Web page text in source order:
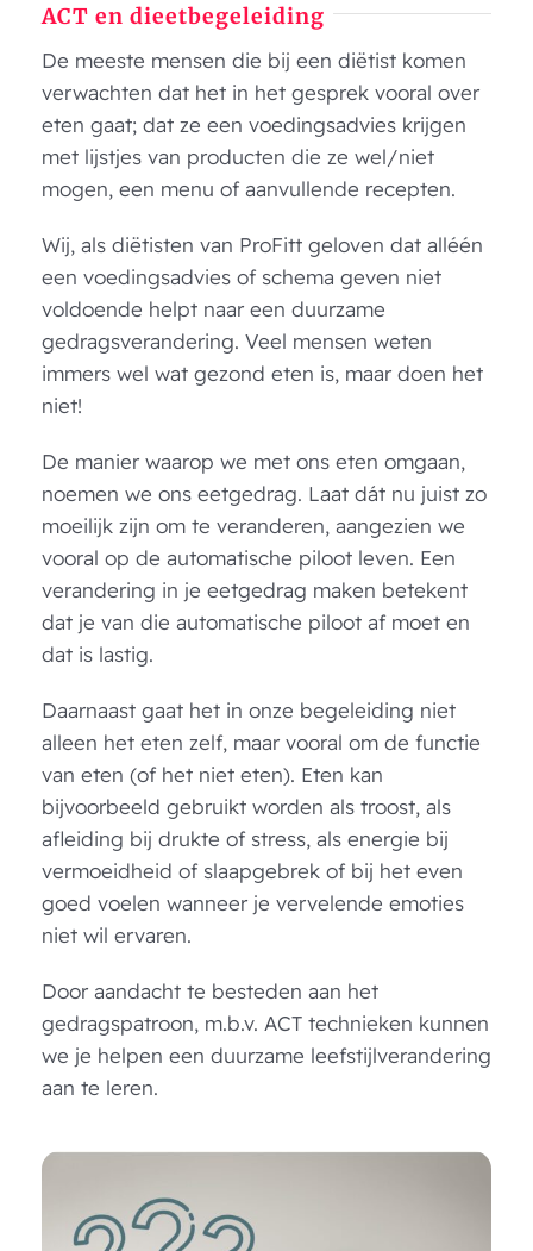
ACT en dieetbegeleiding
De meeste mensen die bij een diëtist komen
verwachten dat het in het gesprek vooral over
eten gaat; dat ze een voedingsadvies krijgen
met lijstjes van producten die ze wel/niet
mogen, een menu of aanvullende recepten.
Wij, als diëtisten van ProFitt geloven dat alléén
een voedingsadvies of schema geven niet
voldoende helpt naar een duurzame
gedragsverandering. Veel mensen weten
immers wel wat gezond eten is, maar doen het
niet!
De manier waarop we met ons eten omgaan,
noemen we ons eetgedrag. Laat dát nu juist zo
moeilijk zijn om te veranderen, aangezien we
vooral op de automatische piloot leven. Een
verandering in je eetgedrag maken betekent
dat je van die automatische piloot af moet en
dat is lastig.
Daarnaast gaat het in onze begeleiding niet
alleen het eten zelf, maar vooral om de functie
van eten (of het niet eten). Eten kan
bijvoorbeeld gebruikt worden als troost, als
afleiding bij drukte of stress, als energie bij
vermoeidheid of slaapgebrek of bij het even
goed voelen wanneer je vervelende emoties
niet wil ervaren.
Door aandacht te besteden aan het
gedragspatroon, m.b.v. ACT technieken kunnen
we je helpen een duurzame leefstijlverandering
aan te leren.